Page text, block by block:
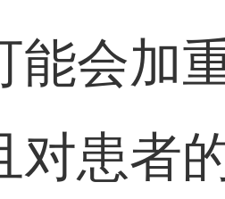
能会加
对患者